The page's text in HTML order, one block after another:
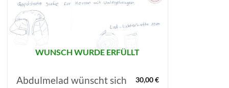
MERKLISTE
SETZEN
WUNSCH WURDE ERFÜLLT
Abdulmelad wünscht sich
30,00€